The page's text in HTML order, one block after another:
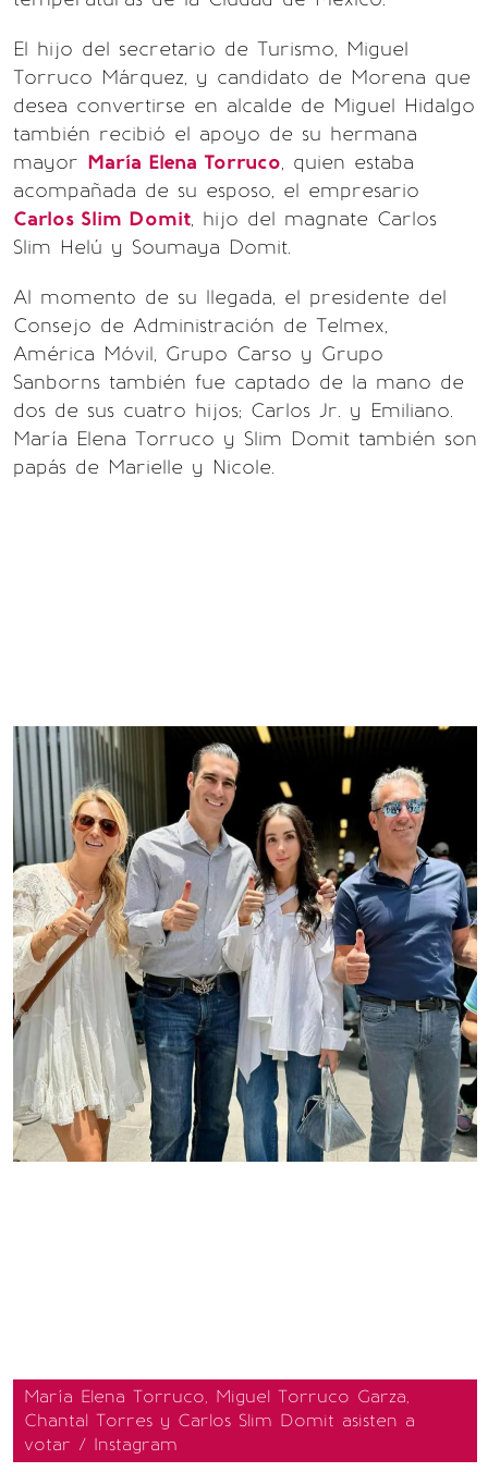
El hijo del secretario de Turismo, Miguel
Torruco Márquez, y candidato de Morena que
desea convertirse en alcalde de Miguel Hidalgo
también recibió el apoyo de su hermana
mayor María Elena Torruco, quien estaba
acompañada de su esposo, el empresario
Carlos Slim Domit, hijo del magnate Carlos
Slim Helú y Soumaya Domit.
Al momento de su llegada, el presidente del
Consejo de Administración de Telmex,
América Móvil, Grupo Carso y Grupo
Sanborns también fue captado de la mano de
dos de sus cuatro hijos; Carlos Jr. y Emiliano.
María Elena Torruco y Slim Domit también son
papás de Marielle y Nicole.
María Elena Torruco, Miguel Torruco Garza,
Chantal Torres y Carlos Slim Domit asisten a
votar / Instagram